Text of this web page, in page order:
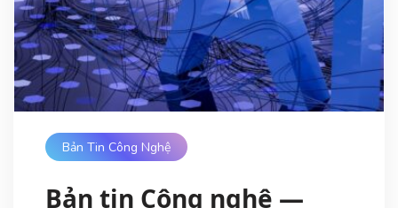
Bản Tin Công Nghệ
Bản tin Công nghệ —